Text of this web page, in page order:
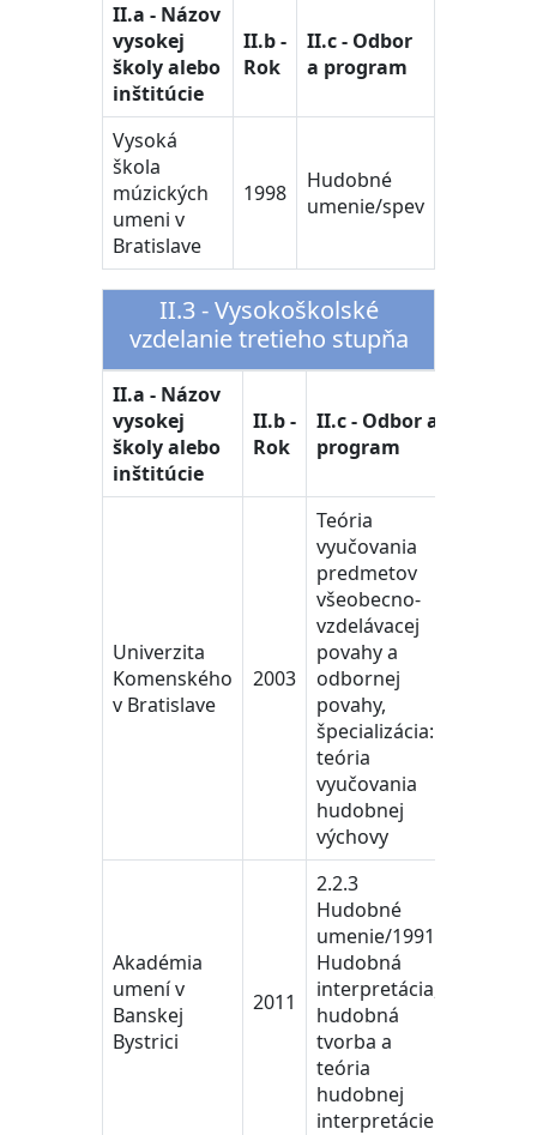
II.a - Názov
vysokej
školy alebo
inštitúcie
II.b -
Rok
II.c - Odbor
a program
Vysoká
škola
múzických
umeni v
Bratislave
1998
Hudobné
umenie/spev
II.3 - Vysokoškolské
vzdelanie tretieho stupňa
II.a - Názov
vysokej
školy alebo
inštitúcie
II.b -
Rok
II.c - Odbor a
program
Univerzita
Komenského
v Bratislave
2003
Teória
vyučovania
predmetov
všeobecno-
vzdelávacej
povahy a
odbornej
povahy,
špecializácia:
teória
vyučovania
hudobnej
výchovy
Akadémia
umení v
Banskej
Bystrici
2011
2.2.3
Hudobné
umenie/19910
Hudobná
interpretácia,
hudobná
tvorba a
teória
hudobnej
interpretácie